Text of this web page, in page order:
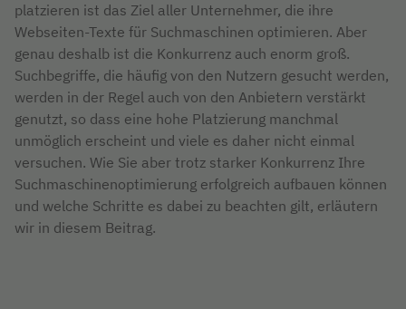
platzieren ist das Ziel aller Unternehmer, die ihre
Webseiten-Texte für Suchmaschinen optimieren. Aber
genau deshalb ist die Konkurrenz auch enorm groß.
Suchbegriffe, die häufig von den Nutzern gesucht werden,
werden in der Regel auch von den Anbietern verstärkt
genutzt, so dass eine hohe Platzierung manchmal
unmöglich erscheint und viele es daher nicht einmal
versuchen. Wie Sie aber trotz starker Konkurrenz Ihre
Suchmaschinenoptimierung erfolgreich aufbauen können
und welche Schritte es dabei zu beachten gilt, erläutern
wir in diesem Beitrag.